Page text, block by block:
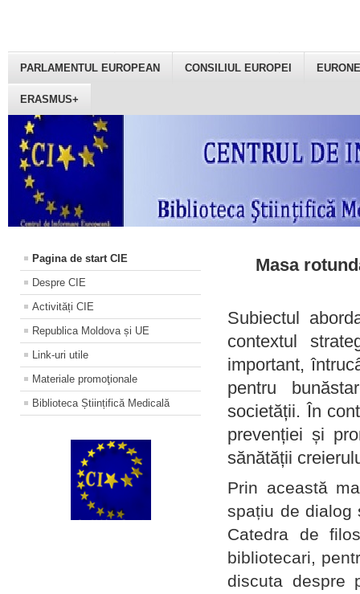
PARLAMENTUL EUROPEAN CONSILIUL EUROPEI
ERASMUS+
Pagina de start CIE
Despre CIE
Activități CIE
Republica Moldova și UE
Link-uri utile
Materiale promoţionale
Biblioteca Științifică Medicală
Masa
Subiectul
contextul
important,
pentru
societății. În
prevenției și
sănătății
Prin această
spațiu de dialog
Catedra de
bibliotecari,
discuta despre